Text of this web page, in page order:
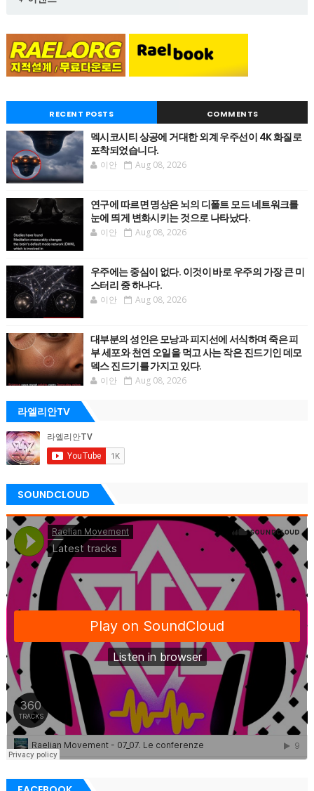
RECENT POSTS COMMENTS
멕시코시티 상공에 거대한 외계 우주선이 4K 화질로
포착되었습니다.
이안 Aug 08, 2026
연구에 따르면 명상은 뇌의 디폴트 모드 네트워크를
눈에 띄게 변화시키는 것으로 나타났다.
이안 Aug 08, 2026
우주에는 중심이 없다. 이것이 바로 우주의 가장 큰 미
스터리 중 하나다.
이안 Aug 08, 2026
대부분의 성인은 모낭과 피지선에 서식하며 죽은 피
부 세포와 천연 오일을 먹고 사는 작은 진드기인 데모
덱스 진드기를 가지고 있다.
이안 Aug 08, 2026
라엘리안TV
SOUNDCLOUD